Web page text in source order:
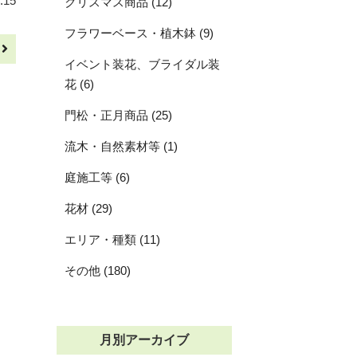
フラワーベース・植木鉢 (9)
イベント装花、ブライダル装
花 (6)
門松・正月商品 (25)
流木・自然素材等 (1)
庭施工等 (6)
花材 (29)
エリア・種類 (11)
その他 (180)
月別アーカイブ